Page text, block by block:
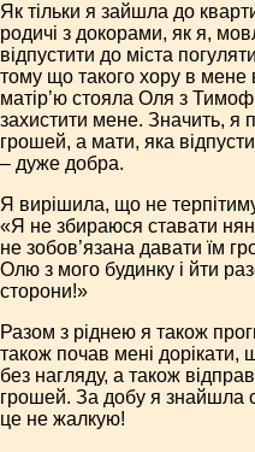
Як тільки я зайшла до
родичі з докорами, як я,
відпустити до міста
тому що такого хору в
матір’ю стояла Оля з
захистити мене. Значить, я
грошей, а мати, яка
– дуже добра.
Я вирішила, що не
«Я не збираюся ставати
не зобов’язана давати їм
Олю з мого будинку і йти
сторони!»
Разом з ріднею я також
також почав мені дорікати,
без нагляду, а також
грошей. За добу я знайшла
це не жалкую!